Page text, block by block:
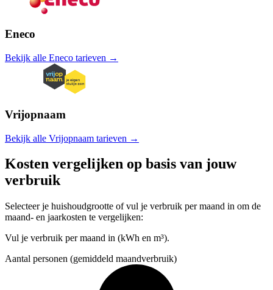
Eneco
Bekijk alle Eneco tarieven →
Vrijopnaam
Bekijk alle Vrijopnaam tarieven →
Kosten vergelijken op basis van jouw
verbruik
Selecteer je huishoudgrootte of vul je verbruik per maand in om de
maand- en jaarkosten te vergelijken:
Vul je verbruik per maand in (kWh en m³).
Aantal personen (gemiddeld maandverbruik)